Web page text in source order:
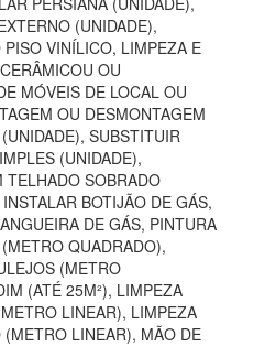
(UNIDADE),
VINÍLICO, LIMPEZA E
OU
MÓVEIS DE LOCAL OU
OU DESMONTAGEM
SUBSTITUIR
(UNIDADE),
SOBRADO
BOTIJÃO DE GÁS,
DE GÁS, PINTURA
QUADRADO),
(METRO
(ATÉ 25M²), LIMPEZA
LINEAR), LIMPEZA
LINEAR), MÃO DE